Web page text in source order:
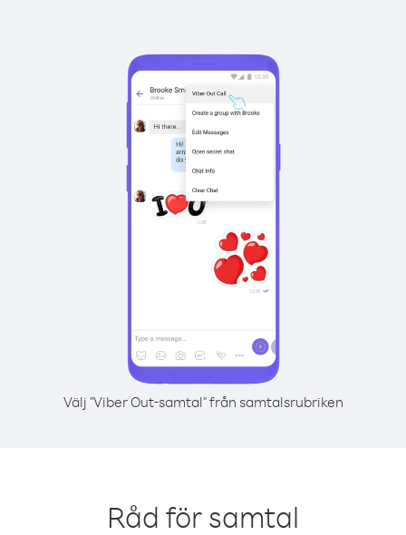
Välj "Viber Out-samtal" från samtalsrubriken
Råd för samtal